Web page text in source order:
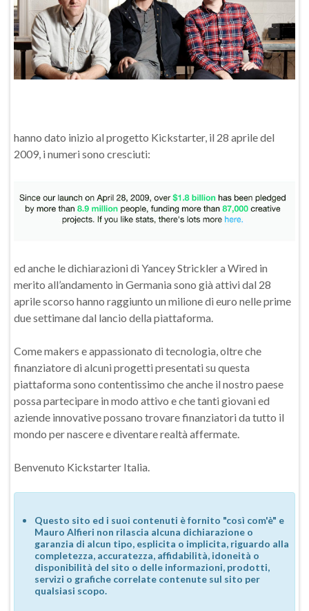
hanno dato inizio al progetto Kickstarter, il 28 aprile del
2009, i numeri sono cresciuti:
ed anche le dichiarazioni di Yancey Strickler a Wired in
merito all’andamento in Germania sono già attivi dal 28
aprile scorso hanno raggiunto un milione di euro nelle prime
due settimane dal lancio della piattaforma.
Come makers e appassionato di tecnologia, oltre che
finanziatore di alcuni progetti presentati su questa
piattaforma sono contentissimo che anche il nostro paese
possa partecipare in modo attivo e che tanti giovani ed
aziende innovative possano trovare finanziatori da tutto il
mondo per nascere e diventare realtà affermate.
Benvenuto Kickstarter Italia.
Questo sito ed i suoi contenuti è fornito "così com'è" e
Mauro Alfieri non rilascia alcuna dichiarazione o
garanzia di alcun tipo, esplicita o implicita, riguardo alla
completezza, accuratezza, affidabilità, idoneità o
disponibilità del sito o delle informazioni, prodotti,
servizi o grafiche correlate contenute sul sito per
qualsiasi scopo.